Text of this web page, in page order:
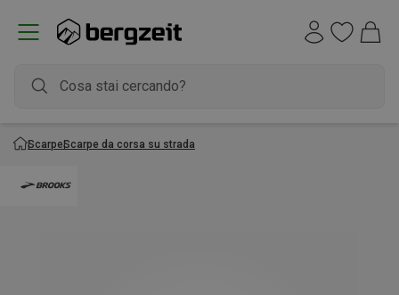
ScarpeScarpe da corsa su strada